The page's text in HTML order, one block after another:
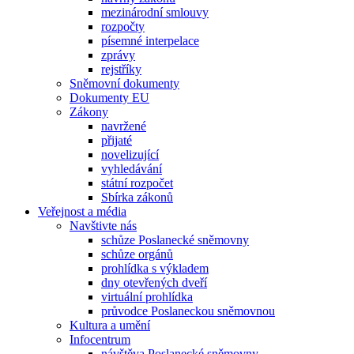
mezinárodní smlouvy
rozpočty
písemné interpelace
zprávy
rejstříky
Sněmovní dokumenty
Dokumenty EU
Zákony
navržené
přijaté
novelizující
vyhledávání
státní rozpočet
Sbírka zákonů
Veřejnost a média
Navštivte nás
schůze Poslanecké sněmovny
schůze orgánů
prohlídka s výkladem
dny otevřených dveří
virtuální prohlídka
průvodce Poslaneckou sněmovnou
Kultura a umění
Infocentrum